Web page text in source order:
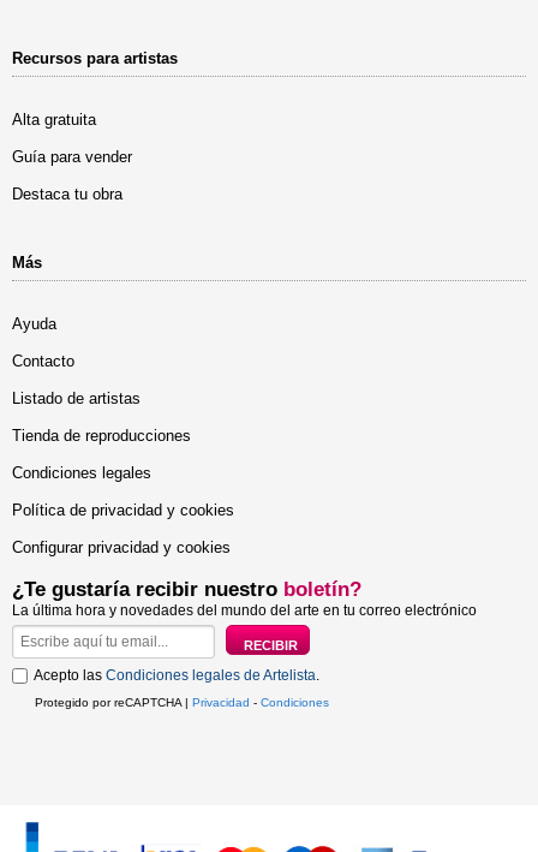
Recursos para artistas
Alta gratuita
Guía para vender
Destaca tu obra
Más
Ayuda
Contacto
Listado de artistas
Tienda de reproducciones
Condiciones legales
Política de privacidad y cookies
Configurar privacidad y cookies
¿Te gustaría recibir nuestro boletín?
La última hora y novedades del mundo del arte en tu correo electrónico
Acepto las Condiciones legales de Artelista
Protegido por reCAPTCHA | Privacidad - Condiciones